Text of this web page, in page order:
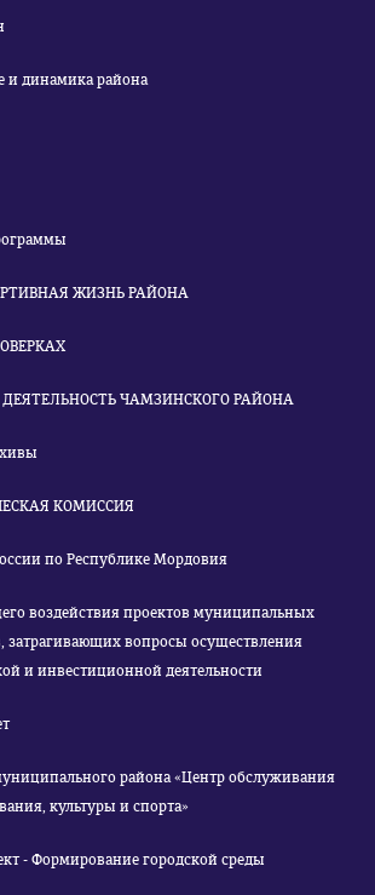
и динамика района
ЖИЗНЬ РАЙОНА
ЧАМЗИНСКОГО РАЙОНА
КОМИССИЯ
по Республике Мордовия
воздействия проектов муниципальных
затрагивающих вопросы осуществления
и инвестиционной деятельности
района «Центр обслуживания
культуры и спорта»
- Формирование городской среды